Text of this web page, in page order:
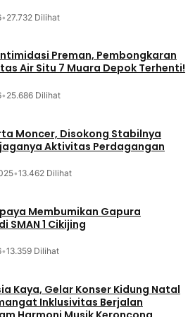
• 27.732 Dilihat
Preman, Pembongkaran
Air Situ 7 Muara Depok Terhenti!
• 25.686 Dilihat
Moncer, Disokong Stabilnya
Aktivitas Perdagangan
•13.462 Dilihat
Membumikan Gapura
SMAN 1 Cikijing
•13.359 Dilihat
Kaya, Gelar Konser Kidung Natal
Inklusivitas Berjalan